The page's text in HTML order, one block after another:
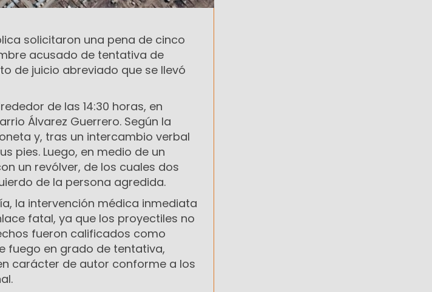
solicitaron una pena de cinco
acusado de tentativa de
de juicio abreviado que se llevó
de las 14:30 horas, en
Álvarez Guerrero. Según la
y, tras un intercambio verbal
pies. Luego, en medio de un
un revólver, de los cuales dos
de la persona agredida.
la intervención médica inmediata
fatal, ya que los proyectiles no
fueron calificados como
fuego en grado de tentativa,
carácter de autor conforme a los